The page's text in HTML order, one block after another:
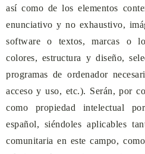
así como de los elementos
enunciativo y no exhaustivo,
software o textos, marcas o
colores, estructura y diseño,
programas de ordenador
acceso y uso, etc.). Serán, por
como propiedad intelectual
español, siéndoles aplicables
comunitaria en este campo,